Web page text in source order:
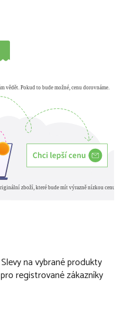
Slevy na vybrané produkty
pro registrované zákazníky